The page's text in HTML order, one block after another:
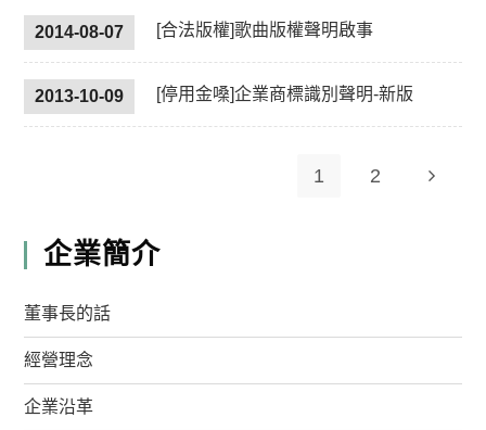
2014-08-07 [合法版權]歌曲版權聲明啟事
2013-10-09 [停用金嗓]企業商標識別聲明-新版
1 2
企業簡介
董事長的話
經營理念
企業沿革